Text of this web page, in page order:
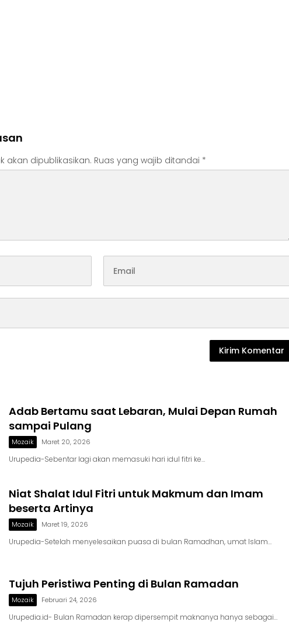
akan dipublikasikan. Ruas yang wajib ditandai *
Adab Bertamu saat Lebaran, Mulai Depan Rumah
sampai Pulang
Mozaik Maret 20, 2026
Urupedia-Sebentar lagi akan memasuki hari idul fitri ke…
Niat Shalat Idul Fitri untuk Makmum dan Imam
beserta Artinya
Mozaik Maret 19, 2026
Urupedia-Setelah menyelesaikan puasa di bulan Ramadhan, umat Islam…
Tujuh Peristiwa Penting di Bulan Ramadan
Mozaik Februari 24, 2026
Urupedia.id- Bulan Ramadan kerap dipersempit maknanya hanya sebagai…